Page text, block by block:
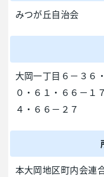
みつが丘自治会
大岡一丁目６－３６
０・６１・６６－１
４・６６－２７
本大岡地区町内会連